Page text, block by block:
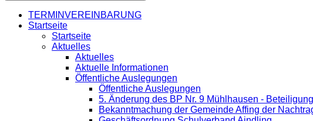
TERMINVEREINBARUNG
Startseite
Startseite
Aktuelles
Aktuelles
Aktuelle Informationen
Öffentliche Auslegungen
Öffentliche Auslegungen
5. Änderung des BP Nr. 9 Mühlhausen -
Bekanntmachung der Gemeinde Affing der